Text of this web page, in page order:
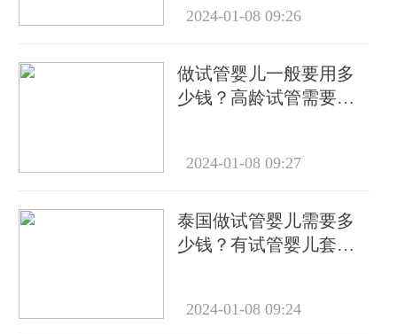
2024-01-08 09:26
做试管婴儿一般要用多
少钱？高龄试管需要做
2024-01-08 09:27
泰国做试管婴儿需要多
少钱？有试管婴儿套餐
2024-01-08 09:24